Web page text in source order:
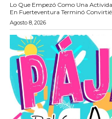
Lo Que Empezó Como Una
En Fuerteventura Terminó
Agosto 8, 2026